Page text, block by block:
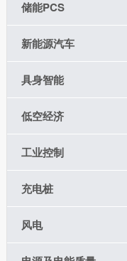
储能PCS
新能源汽车
具身智能
低空经济
工业控制
充电桩
风电